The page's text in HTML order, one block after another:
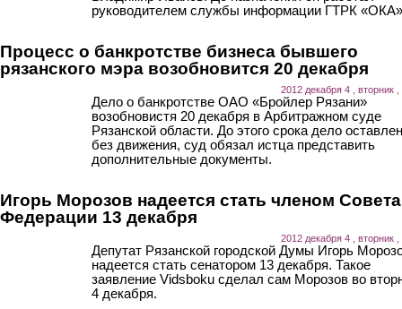
руководителем службы информации ГТРК
Процесс о банкротстве бизнеса бывшего
рязанского мэра возобновится 20 декабря
2012 декабря 4 , вторник ,
Дело о банкротстве ОАО «Бройлер Рязани»
возобновистя 20 декабря в Арбитражном суде
Рязанской области. До этого срока дело
без движения, суд обязал истца представить
дополнительные документы.
Игорь Морозов надеется стать членом Совета
Федерации 13 декабря
2012 декабря 4 , вторник ,
Депутат Рязанской городской Думы Игорь
надеется стать сенатором 13 декабря. Такое
заявление Vidsboku сделал сам Морозов во
4 декабря.